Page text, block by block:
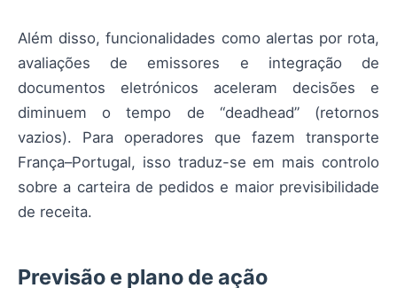
Além disso, funcionalidades como alertas por rota,
avaliações de emissores e integração de
documentos eletrónicos aceleram decisões e
diminuem o tempo de “deadhead” (retornos
vazios). Para operadores que fazem transporte
França–Portugal, isso traduz-se em mais controlo
sobre a carteira de pedidos e maior previsibilidade
de receita.
Previsão e plano de ação